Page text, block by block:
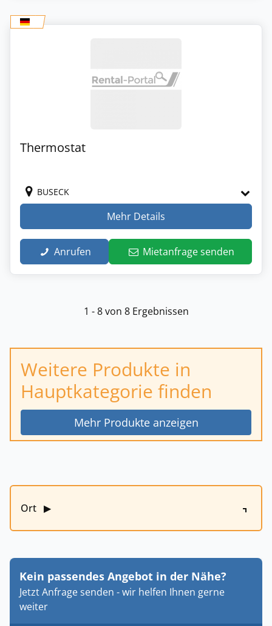
Thermostat
BUSECK
Mehr Details
Anrufen Mietanfrage senden
1 - 8 von 8 Ergebnissen
Weitere Produkte in
Hauptkategorie finden
Mehr Produkte anzeigen
Ort ▶
Kein passendes Angebot in der Nähe?
Jetzt Anfrage senden - wir helfen Ihnen gerne
weiter